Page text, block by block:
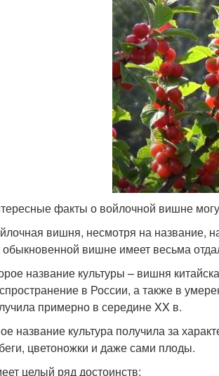
факты о войлочной вишне
вишня, несмотря на название,
обыкновенной вишне имеет весьма
название культуры – вишня
в России, а также в
примерно в середине XX в.
название культура получила за
цветоножки и даже сами плоды.
целый ряд достоинств: